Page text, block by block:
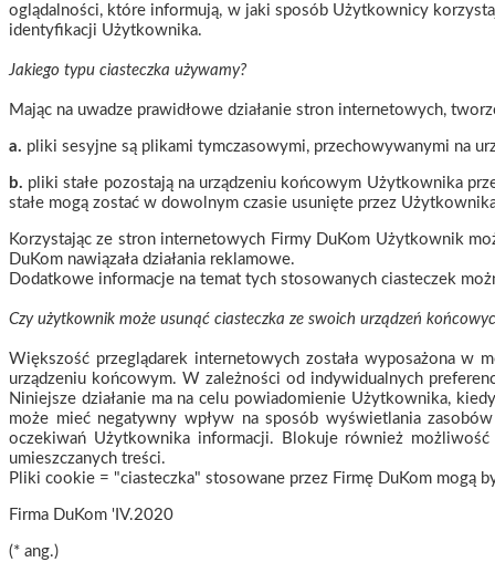
oglądalności, które informują, w jaki sposób Użytkownicy
identyfikacji Użytkownika.
Jakiego typu ciasteczka używamy?
Mając na uwadze prawidłowe działanie stron internetowych,
a. pliki sesyjne są plikami tymczasowymi, przechowywanymi na
b. pliki stałe pozostają na urządzeniu końcowym Użytkownika
stałe mogą zostać w dowolnym czasie usunięte przez
Korzystając ze stron internetowych Firmy DuKom Użytkownik
DuKom nawiązała działania reklamowe.
Dodatkowe informacje na temat tych stosowanych ciasteczek
Czy użytkownik może usunąć ciasteczka ze swoich urządzeń
Większość przeglądarek internetowych została wyposażona w
urządzeniu końcowym. W zależności od indywidualnych
Niniejsze działanie ma na celu powiadomienie Użytkownika,
może mieć negatywny wpływ na sposób wyświetlania
oczekiwań Użytkownika informacji. Blokuje również
umieszczanych treści.
Pliki cookie = "ciasteczka" stosowane przez Firmę DuKom mogą
Firma DuKom 'IV.2020
(* ang.)